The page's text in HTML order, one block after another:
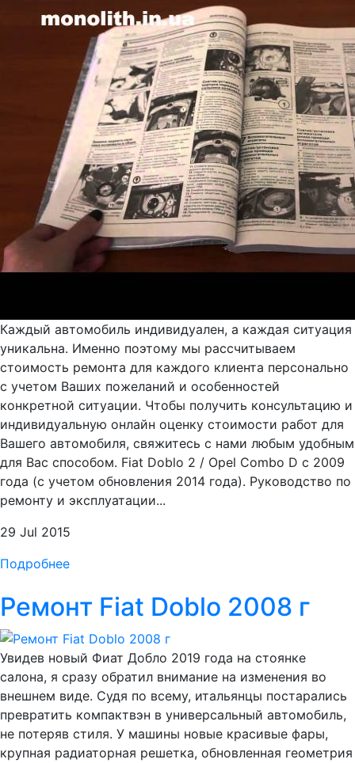
Каждый автомобиль индивидуален, а каждая ситуация
уникальна. Именно поэтому мы рассчитываем
стоимость ремонта для каждого клиента персонально
с учетом Ваших пожеланий и особенностей
конкретной ситуации. Чтобы получить консультацию и
индивидуальную онлайн оценку стоимости работ для
Вашего автомобиля, свяжитесь с нами любым удобным
для Вас способом. Fiat Doblo 2 / Opel Combo D c 2009
года (с учетом обновления 2014 года). Руководство по
ремонту и эксплуатации...
29 Jul 2015
Подробнее
Ремонт Fiat Doblo 2008 г
Увидев новый Фиат Добло 2019 года на стоянке
салона, я сразу обратил внимание на изменения во
внешнем виде. Судя по всему, итальянцы постарались
превратить компактвэн в универсальный автомобиль,
не потеряв стиля. У машины новые красивые фары,
крупная радиаторная решетка, обновленная геометрия